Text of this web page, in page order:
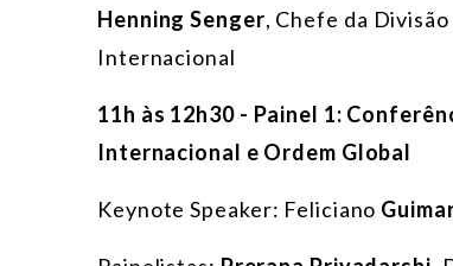
Henning Senger, Chefe da
Internacional
11h às 12h30 - Painel 1:
Internacional e Ordem Global
Keynote Speaker: Feliciano